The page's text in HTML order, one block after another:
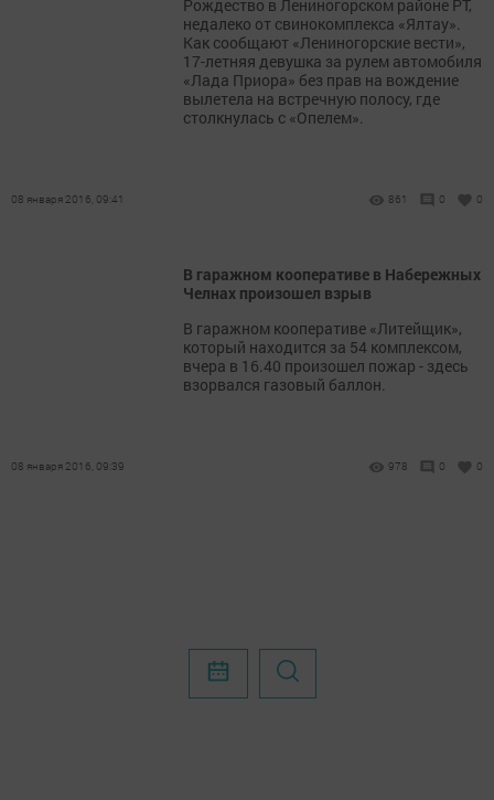
Рождество в Лениногорском районе РТ,
недалеко от свинокомплекса «Ялтау».
Как сообщают «Лениногорские вести»,
17-летняя девушка за рулем автомобиля
«Лада Приора» без прав на вождение
вылетела на встречную полосу, где
столкнулась с «Опелем».
08 января 2016, 09:41 861 0 0
В гаражном кооперативе в Набережных
Челнах произошел взрыв
В гаражном кооперативе «Литейщик»,
который находится за 54 комплексом,
вчера в 16.40 произошел пожар - здесь
взорвался газовый баллон.
08 января 2016, 09:39 978 0 0